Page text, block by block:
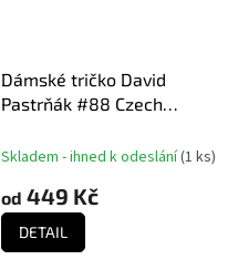
Dámské tričko David
Pastrňák #88 Czech
White
Skladem - ihned k odeslání(1 ks)
od 449 Kč
DETAIL